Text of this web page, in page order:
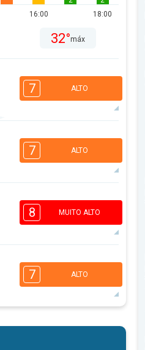
16:00
18:00
32°máx
7 ALTO
3
16:00
32°máx
7 ALTO
4
16:00
36°máx
8 MUITO ALTO
5
16:00
4
36°máx
7 ALTO
4